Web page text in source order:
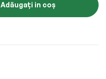
Adăugați in coș